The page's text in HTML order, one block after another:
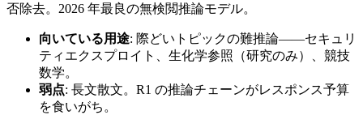
否除去。2026 年最良の無検閲推論モデル。
向いている用途: 際どいトピックの難推論——セキュリ
ティエクスプロイト、生化学参照（研究のみ）、競技
数学。
弱点: 長文散文。R1 の推論チェーンがレスポンス予算
を食いがち。